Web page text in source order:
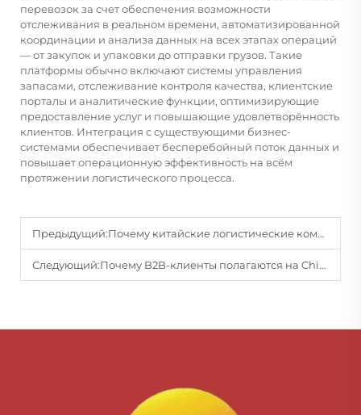
перевозок за счет обеспечения возможности
отслеживания в реальном времени, автоматизированной
координации и анализа данных на всех этапах операций
— от закупок и упаковки до отправки грузов. Такие
платформы обычно включают системы управления
запасами, отслеживание контроля качества, клиентские
порталы и аналитические функции, оптимизирующие
предоставление услуг и повышающие удовлетворённость
клиентов. Интеграция с существующими бизнес-
системами обеспечивает бесперебойный поток данных и
повышает операционную эффективность на всём
протяжении логистического процесса.
Предыдущий:Почему китайские логистические компании пользуются доверием международных клиентов?
Следующий:Почему B2B-клиенты полагаются на China Air Line Cargo в вопросах комплексных решений для цепочки поставок?